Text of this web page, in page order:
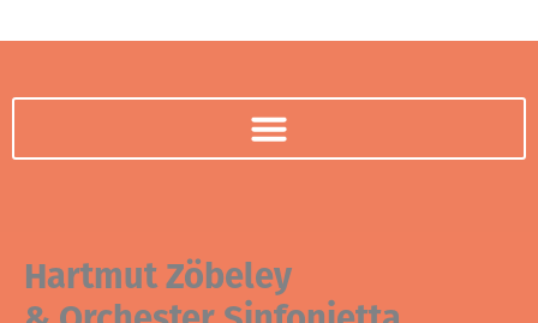
Hartmut Zöbeley